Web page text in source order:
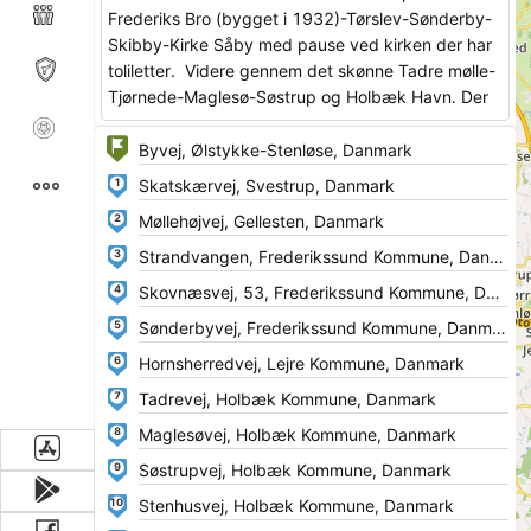
Frederiks Bro (bygget i 1932)-Tørslev-Sønderby-
Skibby-Kirke Såby med pause ved kirken der har
toliletter. Videre gennem det skønne Tadre mølle-
Tjørnede-Maglesø-Søstrup og Holbæk Havn. Der
fortsættes mod Roskilde Havn via Tjebberup-
Munkholm-Gevning-Boserup og slut i Roskilde
Havn.
Tadre Mølle er den sidste af 13 vandmøller i
Elverdamsdalen og kan dateres tilbage til 1300-
tallet..
Møllen kan besøges og området er særdeles
attaktivt.
Turen er på 124km eller 2 timer og 47 min i
køretid.
Pas på nedfaldne blade, cykelrytter og heste her i
efteråret..
1
2
3
4
5
6
7
8
9
10